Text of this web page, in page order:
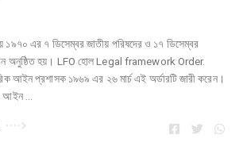
এর ৭ ডিসেম্বর জাতীয় পরিষদের ও ১৭ ডিসেম্বর
অনুষ্ঠিত হয়। LFO হোল Legal framework Order.
আইন প্রশাসক ১৯৬৯ এর ২৬ মার্চ এই অর্ডারটি জারী করেন।
আইন …